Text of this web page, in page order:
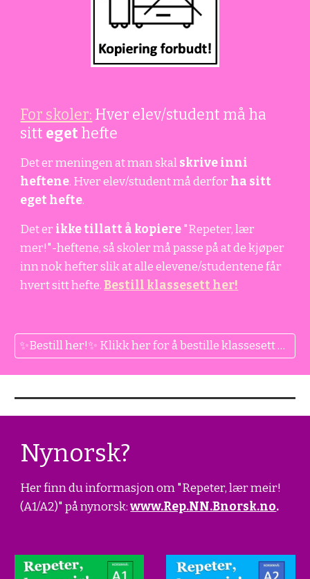
For skoler: Hver elev/student må ha
sitt egethefte
Det er meningen at man skalskrive inni
heftene. Hver elev/student må derforha sitt
eget hefte.
Det erikke tillatt å kopiere"Repeter, lær
mer!"-heftene, så skoler må passe på at de kjøper
inn nok hefter slik at alle elevene/studentene får
hvert sitt hefte.Bestill klassesett her!
✨Bestill her!✨ Klikk her for å bestille klassesett på bokmål til din skole.
Nynorsk?
Her finn du informasjon om "Repeter, lær meir!
(A1/A2)" på nynorsk: www.Rep.NN.Bnorsk.no.